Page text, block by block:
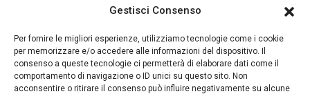
Gestisci Consenso
Per fornire le migliori esperienze, utilizziamo tecnologie come i cookie
per memorizzare e/o accedere alle informazioni del dispositivo. Il
consenso a queste tecnologie ci permetterà di elaborare dati come il
comportamento di navigazione o ID unici su questo sito. Non
acconsentire o ritirare il consenso può influire negativamente su alcune
Appartamenti a San Jose
Latest Listing
Casa di lusso in condominio a
Jabon...